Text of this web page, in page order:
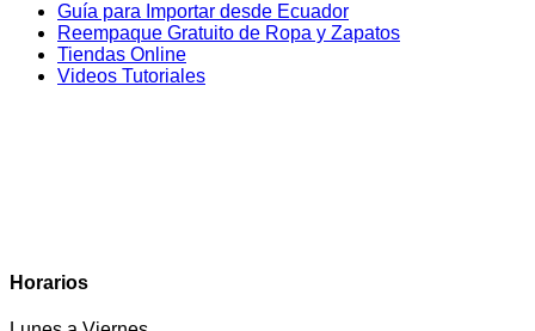
Guía para Importar desde Ecuador
Reempaque Gratuito de Ropa y Zapatos
Tiendas Online
Videos Tutoriales
Horarios